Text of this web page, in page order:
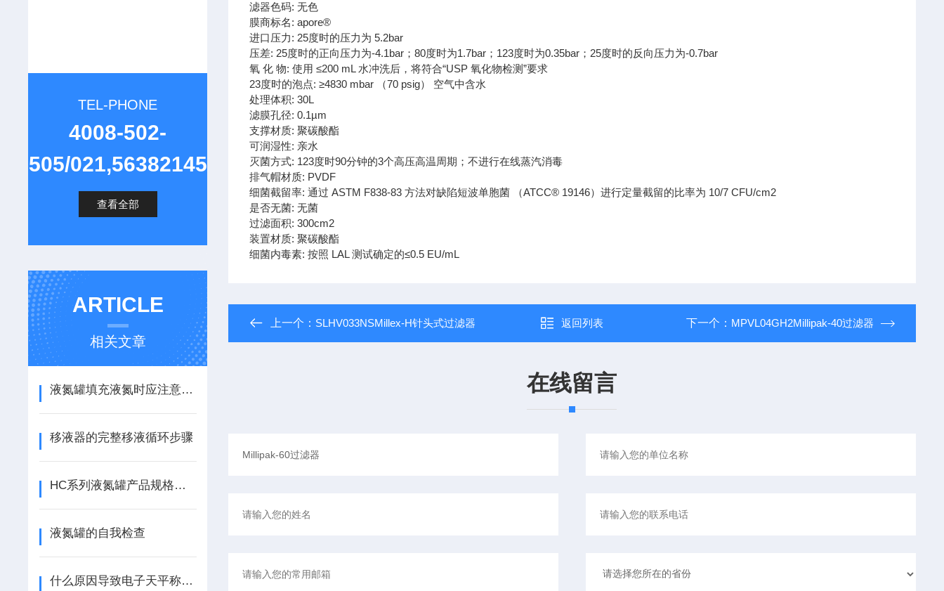
TEL-PHONE
4008-502-
505/021,56382145
查看全部
ARTICLE
相关文章
液氮罐填充液氮时应注意些什么
移液器的完整移液循环步骤
HC系列液氮罐产品规格及贮存量介绍
液氮罐的自我检查
什么原因导致电子天平称量不稳定？
滤器色码: 无色
膜商标名: apore®
进口压力: 25度时的压力为 5.2bar
压差: 25度时的正向压力为-4.1bar；80度时为1.7bar；123度时为0.35bar；25度时的反向压力为-0.7bar
氧 化 物: 使用 ≤200 mL 水冲洗后，将符合“USP 氧化物检测”要求
23度时的泡点: ≥4830 mbar （70 psig） 空气中含水
处理体积: 30L
滤膜孔径: 0.1µm
支撑材质: 聚碳酸酯
可润湿性: 亲水
灭菌方式: 123度时90分钟的3个高压高温周期；不进行在线蒸汽消毒
排气帽材质: PVDF
细菌截留率: 通过 ASTM F838-83 方法对缺陷短波单胞菌 （ATCC® 19146）进行定量截留的比率为 10/7 CFU/cm2
是否无菌: 无菌
过滤面积: 300cm2
装置材质: 聚碳酸酯
细菌内毒素: 按照 LAL 测试确定的≤0.5 EU/mL
上一个： SLHV033NSMillex-H针头式过滤器 返回列表 下一个： MPVL04GH2Millipak-40过滤器
在线留言